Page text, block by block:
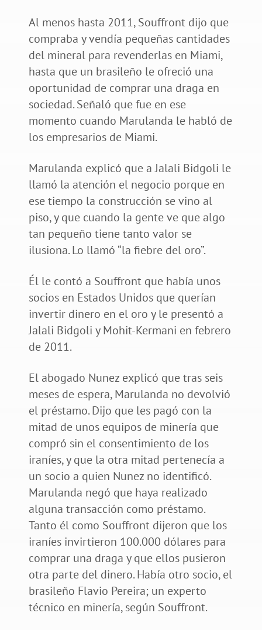
Al menos hasta 2011, Souffront dijo que
compraba y vendía pequeñas cantidades
del mineral para revenderlas en Miami,
hasta que un brasileño le ofreció una
oportunidad de comprar una draga en
sociedad. Señaló que fue en ese
momento cuando Marulanda le habló de
los empresarios de Miami.
Marulanda explicó que a Jalali Bidgoli le
llamó la atención el negocio porque en
ese tiempo la construcción se vino al
piso, y que cuando la gente ve que algo
tan pequeño tiene tanto valor se
ilusiona. Lo llamó “la fiebre del oro”.
Él le contó a Souffront que había unos
socios en Estados Unidos que querían
invertir dinero en el oro y le presentó a
Jalali Bidgoli y Mohit-Kermani en febrero
de 2011.
El abogado Nunez explicó que tras seis
meses de espera, Marulanda no devolvió
el préstamo. Dijo que les pagó con la
mitad de unos equipos de minería que
compró sin el consentimiento de los
iraníes, y que la otra mitad pertenecía a
un socio a quien Nunez no identificó.
Marulanda negó que haya realizado
alguna transacción como préstamo.
Tanto él como Souffront dijeron que los
iraníes invirtieron 100.000 dólares para
comprar una draga y que ellos pusieron
otra parte del dinero. Había otro socio, el
brasileño Flavio Pereira; un experto
técnico en minería, según Souffront.